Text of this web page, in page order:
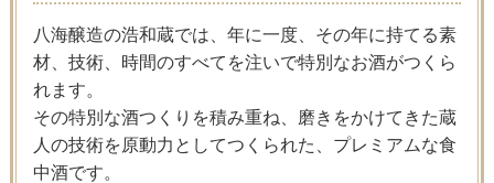
八海醸造の浩和蔵では、年に一度、その年に持てる素
材、技術、時間のすべてを注いで特別なお酒がつくら
れます。
その特別な酒つくりを積み重ね、磨きをかけてきた蔵
人の技術を原動力としてつくられた、プレミアムな食
中酒です。